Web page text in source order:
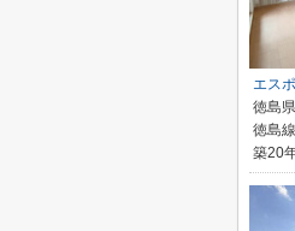
エス
徳島
徳島
築20